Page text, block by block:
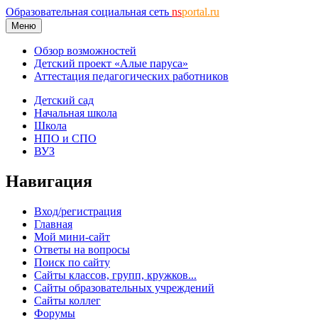
Образовательная социальная сеть nsportal.ru
Меню
Обзор возможностей
Детский проект «Алые паруса»
Аттестация педагогических работников
Детский сад
Начальная школа
Школа
НПО и СПО
ВУЗ
Навигация
Вход/регистрация
Главная
Мой мини-сайт
Ответы на вопросы
Поиск по сайту
Сайты классов, групп, кружков...
Сайты образовательных учреждений
Сайты коллег
Форумы